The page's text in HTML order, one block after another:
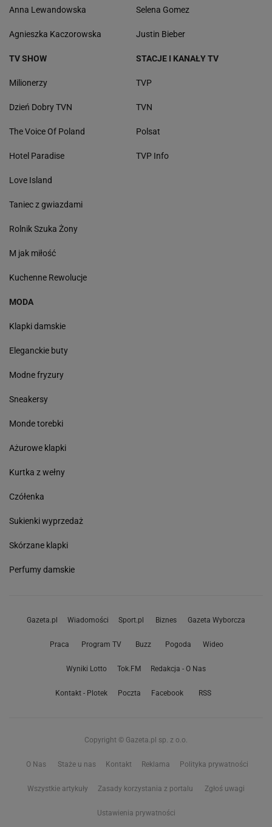
Anna Lewandowska
Agnieszka Kaczorowska
Selena Gomez
Justin Bieber
TV SHOW
Milionerzy
Dzień Dobry TVN
The Voice Of Poland
Hotel Paradise
Love Island
Taniec z gwiazdami
Rolnik Szuka Żony
M jak miłość
Kuchenne Rewolucje
STACJE I KANAŁY TV
TVP
TVN
Polsat
TVP Info
MODA
Klapki damskie
Eleganckie buty
Modne fryzury
Sneakersy
Monde torebki
Ażurowe klapki
Kurtka z wełny
Czółenka
Sukienki wyprzedaż
Skórzane klapki
Perfumy damskie
Gazeta.pl Wiadomości Sport.pl Biznes Gazeta Wyborcza
Praca Program TV Buzz Pogoda Wideo
Wyniki Lotto Tok.FM Redakcja - O Nas
Kontakt - Plotek Poczta Facebook RSS
Copyright © Gazeta.pl sp. z o.o.
O Nas Staże u nas Kontakt Reklama Polityka prywatności
Wszystkie artykuły Zasady korzystania z portalu Zgłoś uwagi
Ustawienia prywatności